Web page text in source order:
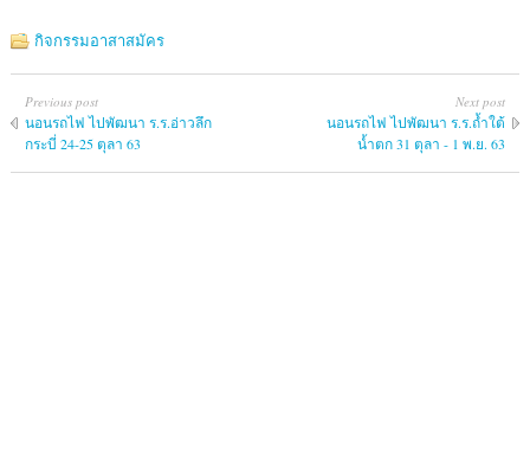
กิจกรรมอาสาสมัคร
Previous post
นอนรถไฟ ไปพัฒนา ร.ร.อ่าวลึก
กระบี่ 24-25 ตุลา 63
Next post
นอนรถไฟ ไปพัฒนา ร.ร.ถ้ำใต้
น้ำตก 31 ตุลา - 1 พ.ย. 63